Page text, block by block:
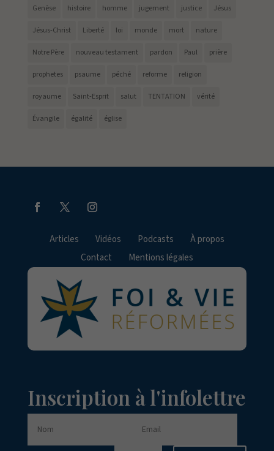
Genèse histoire homme jugement justice Jésus
Jésus-Christ Liberté loi monde mort nature
Notre Père nouveau testament pardon Paul prière
prophetes psaume péché reforme religion
royaume Saint-Esprit salut TENTATION vérité
Évangile égalité église
Articles Vidéos Podcasts
À propos
Contact
Mentions légales
Inscription à l'infolettre